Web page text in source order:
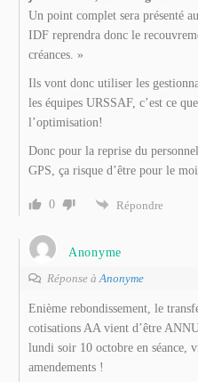
Un point complet sera présenté
IDF reprendra donc le
créances. »
Ils vont donc utiliser les
les équipes URSSAF, c’est ce
l’optimisation!
Donc pour la reprise du
GPS, ça risque d’être pour le
0 Répondre
Anonyme
Réponse à Anonyme
Enième rebondissement, le
cotisations AA vient d’être
lundi soir 10 octobre en séance,
amendements !